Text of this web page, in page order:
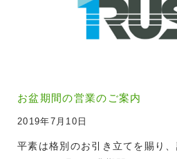
お盆期間の営業のご案内
2019年7月10日
平素は格別のお引き立てを賜り